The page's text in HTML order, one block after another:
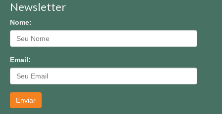
Newsletter
Nome:
Email:
Enviar